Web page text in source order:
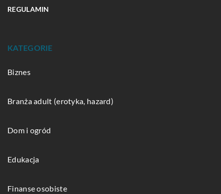
REGULAMIN
KATEGORIE
Biznes
Branża adult (erotyka, hazard)
Dom i ogród
Edukacja
Finanse osobiste